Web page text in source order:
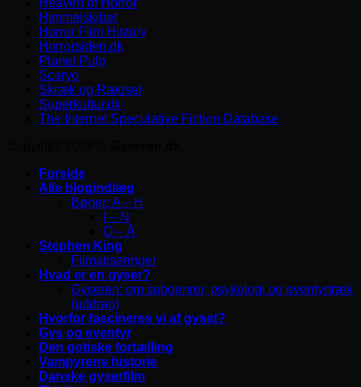
Heaven of Horror
Himmelskibet
Horror Film History
Horrorsiden.dk
Planet Pulp
Scaryo
Skræk og Rædsel
Superkultur.dk
The Internet Speculative Fiction Database
Forside
Alle blogindlæg
Bøger: A – H
I – N
O – Å
Stephen King
Filmatiseringer
Hvad er en gyser?
Gyseren: om subgenrer, psykologi og eventyrtræk
(uddrag)
Hvorfor fascineres vi af gyset?
Gys og eventyr
Den gotiske fortælling
Vampyrens historie
Danske gyserfilm